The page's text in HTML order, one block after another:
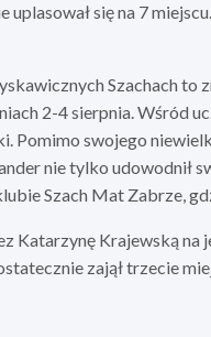
się na 7
Szachach to
2-4 sierpnia. Wśród
Pomimo swojego
nie tylko udowodnił
Szach Mat Zabrze,
Katarzynę Krajewską na
zajął trzecie